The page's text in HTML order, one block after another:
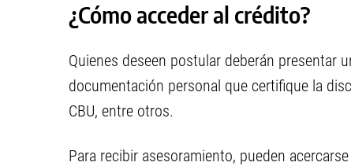
¿Cómo acceder al crédito?
Quienes deseen postular deberán presentar
documentación personal que certifique la
CBU, entre otros.
Para recibir asesoramiento, pueden